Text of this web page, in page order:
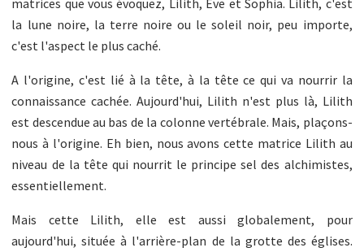
la lune noire, la terre noire ou le soleil noir, peu importe,
c'est l'aspect le plus caché.
A l'origine, c'est lié à la tête, à la tête ce qui va nourrir la
connaissance cachée. Aujourd'hui, Lilith n'est plus là, Lilith
est descendue au bas de la colonne vertébrale. Mais, plaçons-
nous à l'origine. Eh bien, nous avons cette matrice Lilith au
niveau de la tête qui nourrit le principe sel des alchimistes,
essentiellement.
Mais cette Lilith, elle est aussi globalement, pour
aujourd'hui, située à l'arrière-plan de la grotte des églises.